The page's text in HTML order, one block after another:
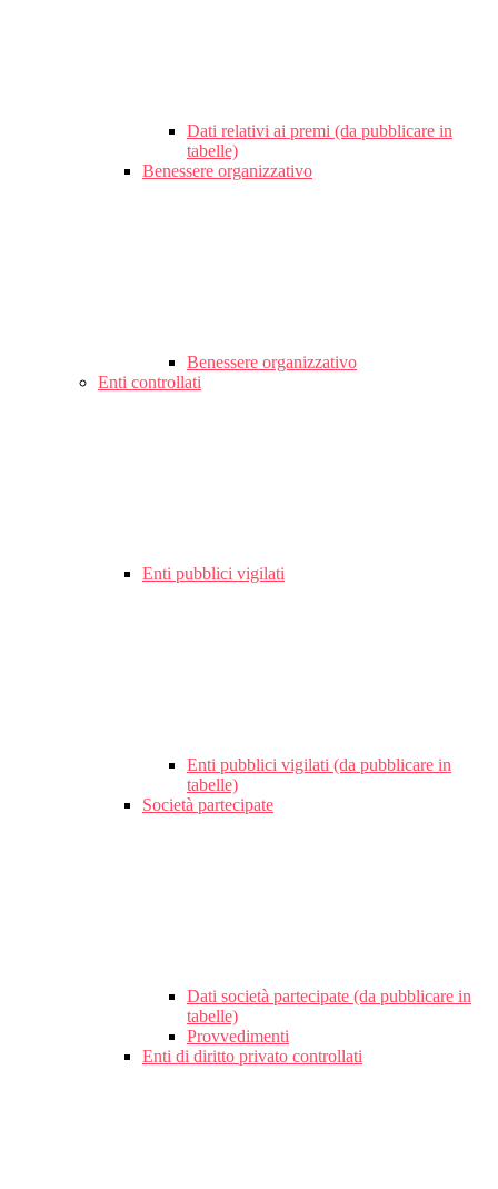
Dati relativi ai premi (da pubblicare in
tabelle)
Benessere organizzativo
Benessere organizzativo
Enti controllati
Enti pubblici vigilati
Enti pubblici vigilati (da pubblicare in
tabelle)
Società partecipate
Dati società partecipate (da pubblicare in
tabelle)
Provvedimenti
Enti di diritto privato controllati